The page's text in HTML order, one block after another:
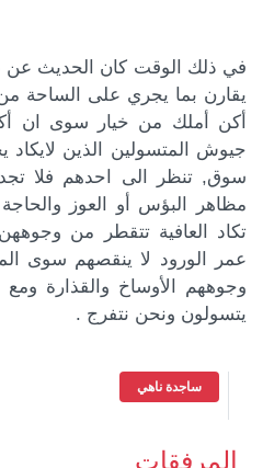
في ذلك الوقت كان الحديث عن
يقارن بما يجري على الساحة
أكن أملك من خيار سوى ان
جيوش المتسولين الذين لايكاد
سوق, تنظر الى احدهم فلا
مظاهر البؤس أو العوز
تكاد العافية تتقطر من
عمر الورود لا ينقصهم سوى
وجوههم الأوساخ والقذارة
يتسولون ونحن نتفرج .
ساجدة ناهي
المرفقات